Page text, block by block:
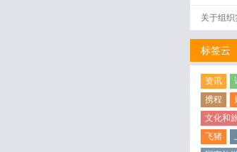
关于组
标签云
资讯
携程
文化和
飞猪